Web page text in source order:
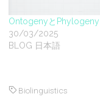
OntogenyとPhylogeny
30/03/2025
BLOG 日本語
Biolinguistics